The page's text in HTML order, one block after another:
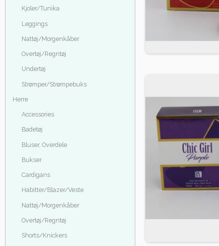
Kjoler/Tunika
Leggings
Nattøj/Morgenkåber
Overtøj/Regntøj
Undertøj
Strømper/Strømpebuks
Herre
Accessories
Badetøj
Bluser, Overdele
Bukser
Cardigans
Habitter/Blazer/Veste
Nattøj/Morgenkåber
Overtøj/Regntøj
Shorts/Knickers